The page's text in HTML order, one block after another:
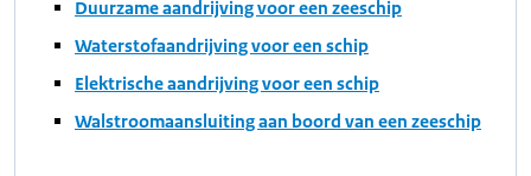
Duurzame aandrijving voor een zeeschip
Waterstofaandrijving voor een schip
Elektrische aandrijving voor een schip
Walstroomaansluiting aan boord van een zeeschip